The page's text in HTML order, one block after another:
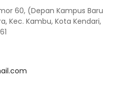
60, (Depan Kampus Baru
Kec. Kambu, Kota Kendari,